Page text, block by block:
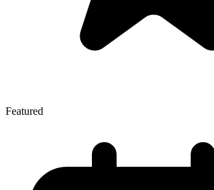
Featured